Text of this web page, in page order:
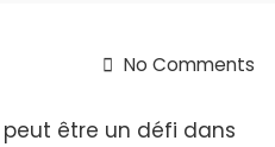
No Comments
être un défi dans